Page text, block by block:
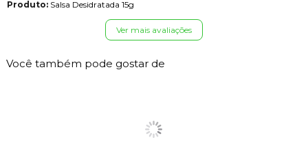
Produto:Salsa Desidratada 15g
Ver mais avaliações
Você também pode gostar de